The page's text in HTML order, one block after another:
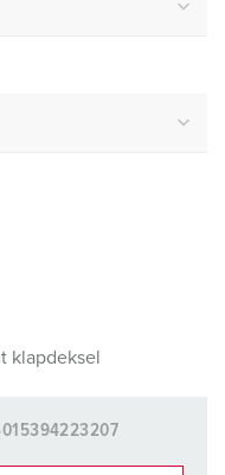
klapdeksel